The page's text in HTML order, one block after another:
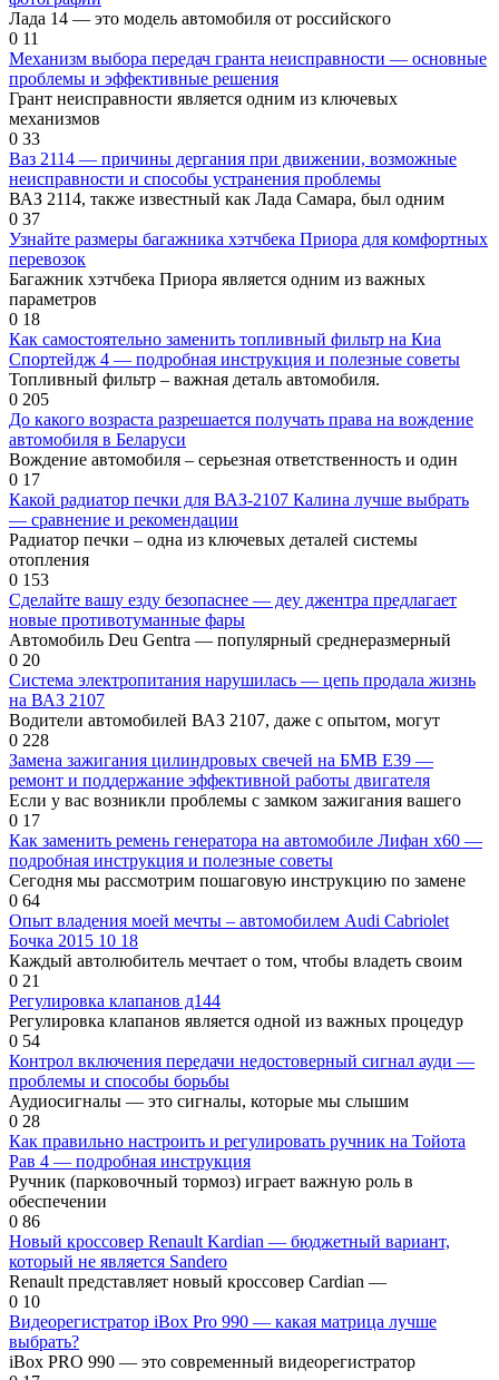
Лада 14 — это модель автомобиля от российского
0 11
Механизм выбора передач гранта неисправности — основные
проблемы и эффективные решения
Грант неисправности является одним из ключевых
механизмов
0 33
Ваз 2114 — причины дергания при движении, возможные
неисправности и способы устранения проблемы
ВАЗ 2114, также известный как Лада Самара, был одним
0 37
Узнайте размеры багажника хэтчбека Приора для комфортных
перевозок
Багажник хэтчбека Приора является одним из важных
параметров
0 18
Как самостоятельно заменить топливный фильтр на Киа
Спортейдж 4 — подробная инструкция и полезные советы
Топливный фильтр – важная деталь автомобиля.
0 205
До какого возраста разрешается получать права на вождение
автомобиля в Беларуси
Вождение автомобиля – серьезная ответственность и один
0 17
Какой радиатор печки для ВАЗ-2107 Калина лучше выбрать
— сравнение и рекомендации
Радиатор печки – одна из ключевых деталей системы
отопления
0 153
Сделайте вашу езду безопаснее — деу джентра предлагает
новые противотуманные фары
Автомобиль Deu Gentra — популярный среднеразмерный
0 20
Система электропитания нарушилась — цепь продала жизнь
на ВАЗ 2107
Водители автомобилей ВАЗ 2107, даже с опытом, могут
0 228
Замена зажигания цилиндровых свечей на БМВ Е39 —
ремонт и поддержание эффективной работы двигателя
Если у вас возникли проблемы с замком зажигания вашего
0 17
Как заменить ремень генератора на автомобиле Лифан х60 —
подробная инструкция и полезные советы
Сегодня мы рассмотрим пошаговую инструкцию по замене
0 64
Опыт владения моей мечты – автомобилем Audi Cabriolet
Бочка 2015 10 18
Каждый автолюбитель мечтает о том, чтобы владеть своим
0 21
Регулировка клапанов д144
Регулировка клапанов является одной из важных процедур
0 54
Контрол включения передачи недостоверный сигнал ауди —
проблемы и способы борьбы
Аудиосигналы — это сигналы, которые мы слышим
0 28
Как правильно настроить и регулировать ручник на Тойота
Рав 4 — подробная инструкция
Ручник (парковочный тормоз) играет важную роль в
обеспечении
0 86
Новый кроссовер Renault Kardian — бюджетный вариант,
который не является Sandero
Renault представляет новый кроссовер Cardian —
0 10
Видеорегистратор iBox Pro 990 — какая матрица лучше
выбрать?
iBox PRO 990 — это современный видеорегистратор